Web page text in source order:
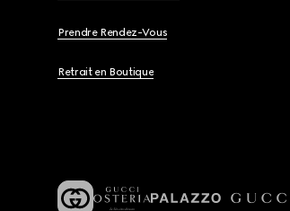
Prendre Rendez-Vous
Retrait en Boutique